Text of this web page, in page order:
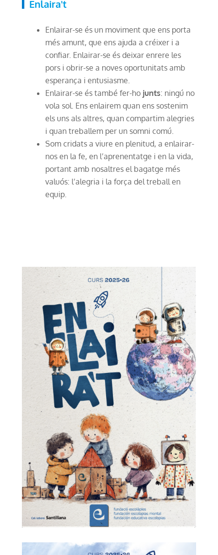
Enlaira't
Enlairar-se és un moviment que ens porta
més amunt, que ens ajuda a créixer i a
confiar. Enlairar-se és deixar enrere les
pors i obrir-se a noves oportunitats amb
esperança i entusiasme.
Enlairar-se és també fer-ho junts: ningú no
vola sol. Ens enlairem quan ens sostenim
els uns als altres, quan compartim alegries
i quan treballem per un somni comú.
Som cridats a viure en plenitud, a enlairar-
nos en la fe, en l’aprenentatge i en la vida,
portant amb nosaltres el bagatge més
valuós: l’alegria i la força del treball en
equip.